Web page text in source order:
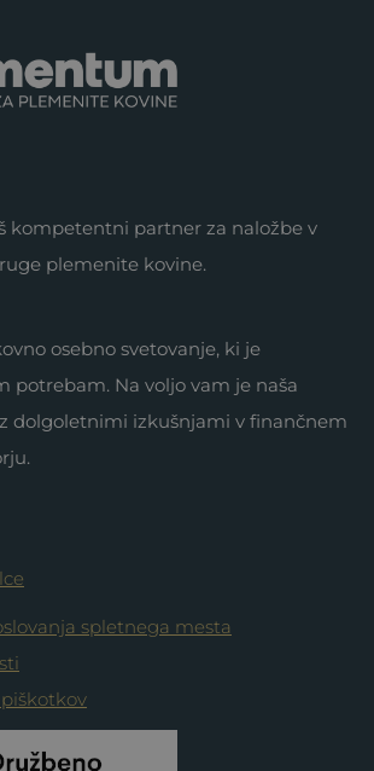
kompetentni partner za naložbe v
plemenite kovine.
osebno svetovanje, ki je
potrebam. Na voljo vam je naša
dolgoletnimi izkušnjami v finančnem
spletnega mesta